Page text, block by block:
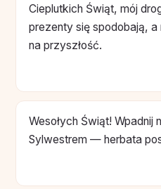
Cieplutkich Świąt, mój
prezenty się spodobają,
na przyszłość.
Wesołych Świąt! Wpadnij
Sylwestrem — herbata